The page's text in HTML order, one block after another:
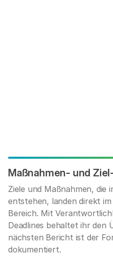
Maßnahmen- und
Ziele und Maßnahmen, die
entstehen, landen direkt
Bereich. Mit
Deadlines behaltet ihr den
nächsten Bericht ist der
dokumentiert.